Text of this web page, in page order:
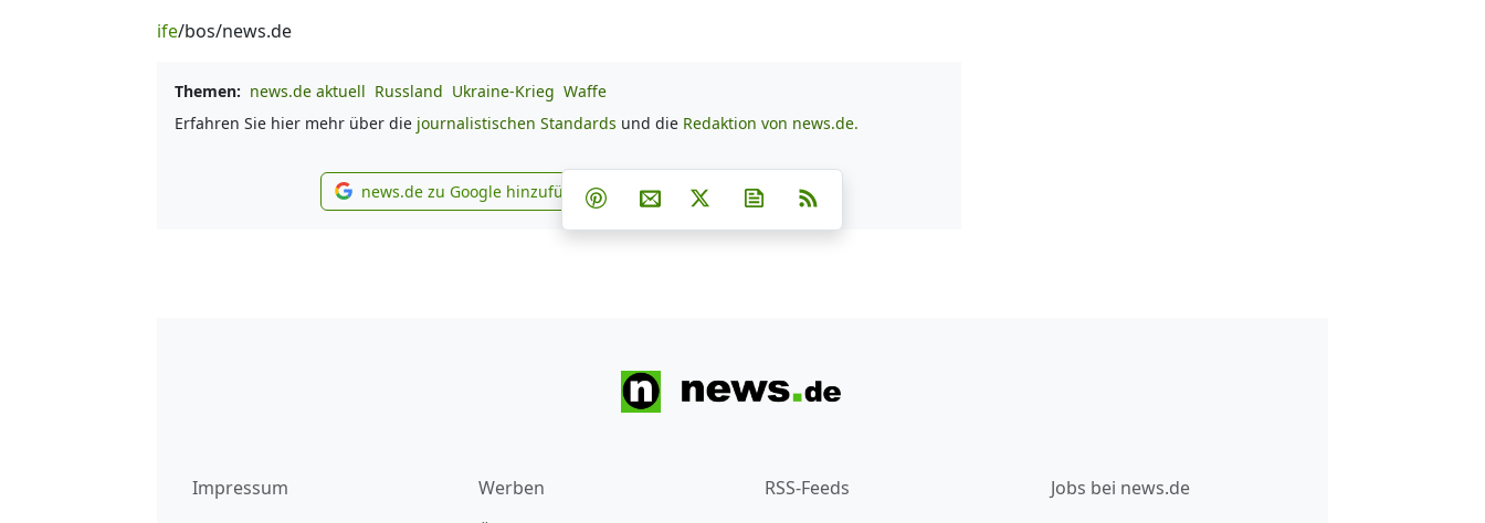
ife/bos/news.de
Themen: news.de aktuell Russland Ukraine-Krieg Waffe
Erfahren Sie hier mehr über die journalistischen Standards und die Redaktion von news.de.
news.de zu Google hinzufügen
news.de zu Google hinzufügen Teilen auf Facebook
Teilen auf Whatsapp
Teilen auf Telegram
Teilen auf Pinterest
Per E-Mail teilen
Post auf XNewsletter abonnieren
Impressum
Werben
RSS-Feeds
Jobs bei news.de